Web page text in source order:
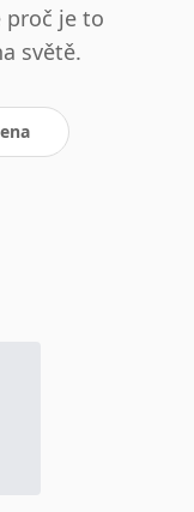
proč je to
světě.